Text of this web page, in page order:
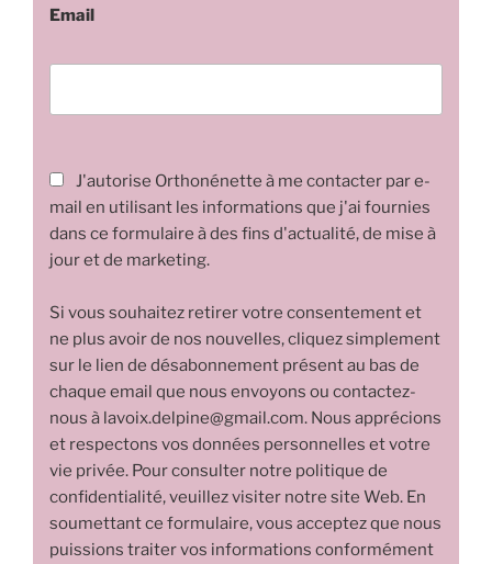
Email
J'autorise Orthonénette à me contacter par e-
mail en utilisant les informations que j'ai fournies
dans ce formulaire à des fins d'actualité, de mise à
jour et de marketing.
Si vous souhaitez retirer votre consentement et
ne plus avoir de nos nouvelles, cliquez simplement
sur le lien de désabonnement présent au bas de
chaque email que nous envoyons ou contactez-
nous à lavoix.delpine@gmail.com. Nous apprécions
et respectons vos données personnelles et votre
vie privée. Pour consulter notre politique de
confidentialité, veuillez visiter notre site Web. En
soumettant ce formulaire, vous acceptez que nous
puissions traiter vos informations conformément